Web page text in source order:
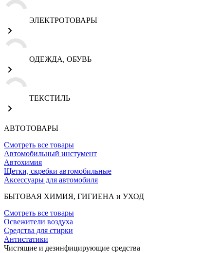
ЭЛЕКТРОТОВАРЫ
ОДЕЖДА, ОБУВЬ
ТЕКСТИЛЬ
АВТОТОВАРЫ
Смотреть все товары
Автомобильный инстумент
Автохимия
Щетки, скребки автомобильные
Аксессуары для автомобиля
БЫТОВАЯ ХИМИЯ, ГИГИЕНА и УХОД
Смотреть все товары
Освежители воздуха
Средства для стирки
Антистатики
Чистящие и дезинфицирующие средства